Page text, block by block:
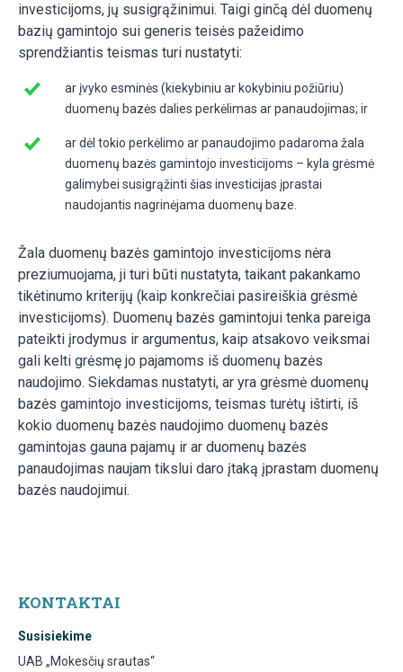
investicijoms, jų susigrąžinimui. Taigi ginčą dėl duomenų
bazių gamintojo sui generis teisės pažeidimo
sprendžiantis teismas turi nustatyti:
ar įvyko esminės (kiekybiniu ar kokybiniu požiūriu)
duomenų bazės dalies perkėlimas ar panaudojimas; ir
ar dėl tokio perkėlimo ar panaudojimo padaroma žala
duomenų bazės gamintojo investicijoms – kyla grėsmė
galimybei susigrąžinti šias investicijas įprastai
naudojantis nagrinėjama duomenų baze.
Žala duomenų bazės gamintojo investicijoms nėra
preziumuojama, ji turi būti nustatyta, taikant pakankamo
tikėtinumo kriterijų (kaip konkrečiai pasireiškia grėsmė
investicijoms). Duomenų bazės gamintojui tenka pareiga
pateikti įrodymus ir argumentus, kaip atsakovo veiksmai
gali kelti grėsmę jo pajamoms iš duomenų bazės
naudojimo. Siekdamas nustatyti, ar yra grėsmė duomenų
bazės gamintojo investicijoms, teismas turėtų ištirti, iš
kokio duomenų bazės naudojimo duomenų bazės
gamintojas gauna pajamų ir ar duomenų bazės
panaudojimas naujam tikslui daro įtaką įprastam duomenų
bazės naudojimui.
KONTAKTAI
Susisiekime
UAB „Mokesčių srautas“